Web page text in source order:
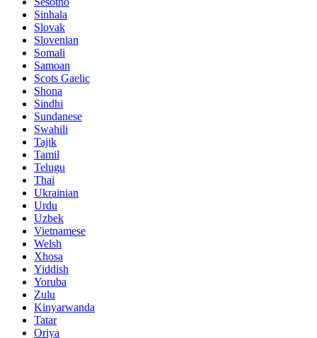
Sinhala
Slovak
Slovenian
Somali
Samoan
Scots Gaelic
Shona
Sindhi
Sundanese
Swahili
Tajik
Tamil
Telugu
Thai
Ukrainian
Urdu
Uzbek
Vietnamese
Welsh
Xhosa
Yiddish
Yoruba
Zulu
Kinyarwanda
Tatar
Oriya